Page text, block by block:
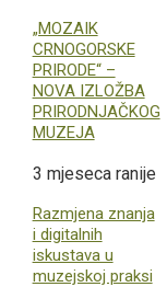
„MOZAIK
CRNOGORSKE
PRIRODE“ –
NOVA IZLOŽBA
PRIRODNJAČKOG
MUZEJA
3 mjeseca ranije
Razmjena znanja
i digitalnih
iskustava u
muzejskoj praksi